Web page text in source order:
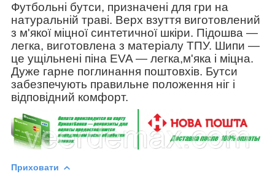
Футбольні бутси, призначені для гри на
натуральній траві. Верх взуття виготовлений
з м'якої міцної синтетичної шкіри. Підошва ―
легка, виготовлена з матеріалу ТПУ. Шипи ―
це ущільнені піна EVA ― легка,м'яка і міцна.
Дуже гарне поглинання поштовхів. Бутси
забезпечують правильне положення ніг і
відповідний комфорт.
Приховати